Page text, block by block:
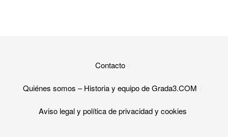
Contacto
Quiénes somos – Historia y equipo de Grada3.COM
Aviso legal y política de privacidad y cookies​